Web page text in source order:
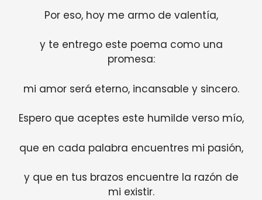
Por eso, hoy me armo de valentía,
y te entrego este poema como una
promesa:
mi amor será eterno, incansable y sincero.
Espero que aceptes este humilde verso mío,
que en cada palabra encuentres mi pasión,
y que en tus brazos encuentre la razón de
mi existir.